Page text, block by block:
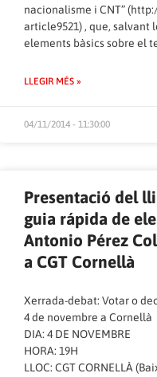
nacionalisme i CNT” (
article9521) , que, salvant
elements bàsics sobre el
LLEGIR MÉS »
04/11/2014 - 11:30:00
Presentació del
guia rápida de
Antonio Pérez
a CGT Cornellà
Xerrada-debat: Votar o
4 de novembre a Cornellà
DIA: 4 DE NOVEMBRE
HORA: 19H
LLOC: CGT CORNELLÀ